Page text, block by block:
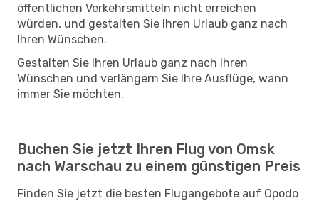
öffentlichen Verkehrsmitteln nicht erreichen
würden, und gestalten Sie Ihren Urlaub ganz nach
Ihren Wünschen.
Gestalten Sie Ihren Urlaub ganz nach Ihren
Wünschen und verlängern Sie Ihre Ausflüge, wann
immer Sie möchten.
Buchen Sie jetzt Ihren Flug von Omsk
nach Warschau zu einem günstigen Preis
Finden Sie jetzt die besten Flugangebote auf Opodo